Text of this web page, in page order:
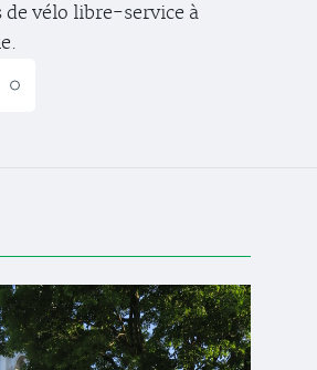
vélo libre-service à